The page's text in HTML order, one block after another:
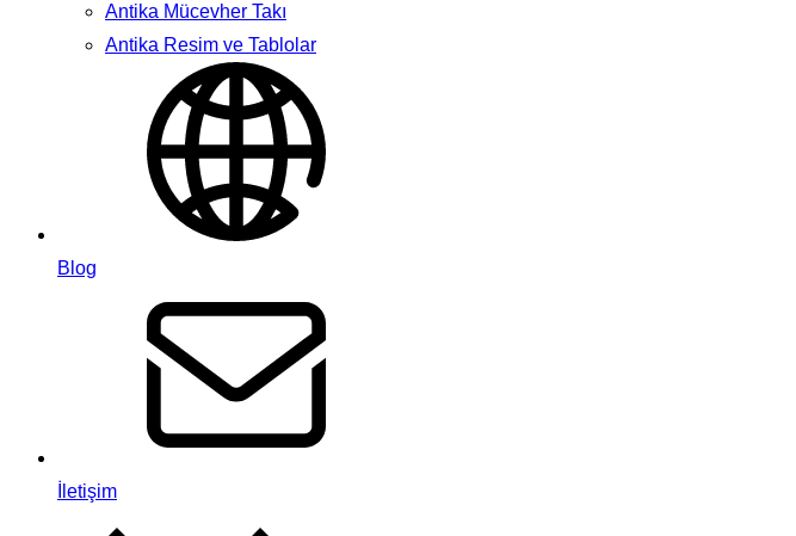
Antika Mücevher Takı
Antika Resim ve Tablolar
Blog
İletişim